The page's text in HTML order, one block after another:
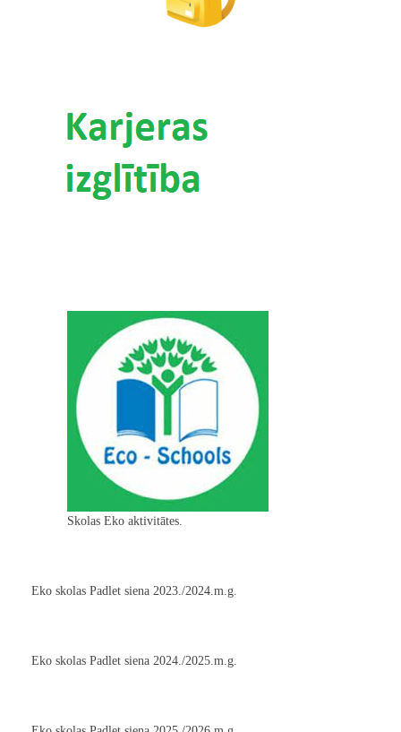
Skolas Eko aktivitātes.
Eko skolas Padlet siena 2023./2024.m.g.
Eko skolas Padlet siena 2024./2025.m.g.